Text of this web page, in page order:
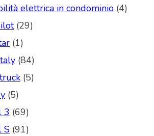
elettrica in condominio (4)
(29)
(1)
(84)
(5)
(5)
3 (69)
S (91)